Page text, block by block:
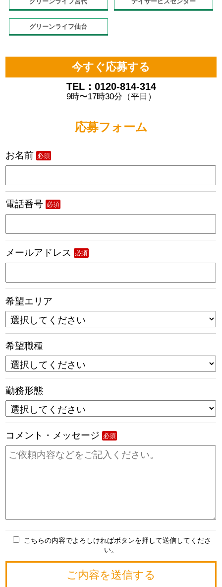
グリーンライフ仙台
今すぐ応募する
TEL：0120-814-314
9時〜17時30分（平日）
応募フォーム
お名前 必須
電話番号 必須
メールアドレス 必須
希望エリア
希望職種
勤務形態
コメント・メッセージ 必須
こちらの内容でよろしければボタンを押して送信してくださ
い。